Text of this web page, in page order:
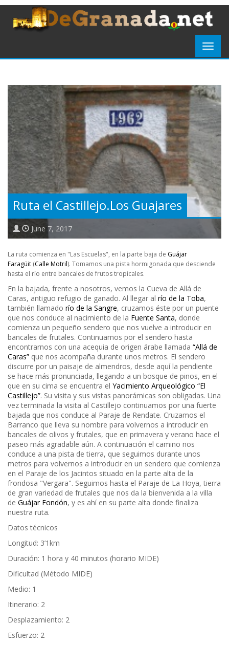
Ruta el Castillejo.Los Guajares
June 7, 2017
La ruta comienza en "Las Escuelas", en la parte baja de Guájar
Faragüit (Calle Motril). Tomamos una pista hormigonada que desciende
hasta el río entre bancales de frutos tropicales.
En la bajada, frente a nosotros, vemos la Cueva de Allá de
Caras, antiguo refugio de ganado. Al llegar al río de la Toba,
también llamado río de la Sangre, cruzamos éste por un puente
que nos conduce al nacimiento de la Fuente Santa, donde
comienza un pequeño sendero que nos vuelve a introducir en
bancales de frutales. Continuamos por el sendero hasta
encontrarnos con una acequia de origen árabe llamada “Allá de
Caras” que nos acompaña durante unos metros. El sendero
discurre por un paisaje de almendros, desde aquí la pendiente
se hace más pronunciada, llegando a un bosque de pinos, en el
que en su cima se encuentra el Yacimiento Arqueológico “El
Castillejo”. Su visita y sus vistas panorámicas son obligadas. Una
vez terminada la visita al Castillejo continuamos por una fuerte
bajada que nos conduce al Paraje de Rendate. Cruzamos el
Barranco que lleva su nombre para volvernos a introducir en
bancales de olivos y frutales, que en primavera y verano hace el
paseo más agradable aún. A continuación el camino nos
conduce a una pista de tierra, que seguimos durante unos
metros para volvernos a introducir en un sendero que comienza
en el Paraje de los Jacintos situado en la parte alta de la
frondosa "Vergara". Seguimos hasta el Paraje de La Hoya, tierra
de gran variedad de frutales que nos da la bienvenida a la villa
de Guájar Fondón, y es ahí en su parte alta donde finaliza
nuestra ruta.
Datos técnicos
Longitud: 3’1km
Duración: 1 hora y 40 minutos (horario MIDE)
Dificultad (Método MIDE)
Medio: 1
Itinerario: 2
Desplazamiento: 2
Esfuerzo: 2